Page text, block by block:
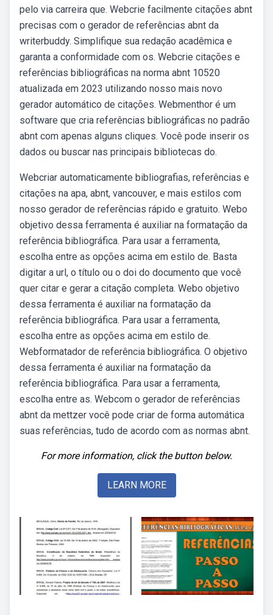
pelo via carreira que. Webcrie facilmente citações abnt
precisas com o gerador de referências abnt da
writerbuddy. Simplifique sua redação acadêmica e
garanta a conformidade com os. Webcrie citações e
referências bibliográficas na norma abnt 10520
atualizada em 2023 utilizando nosso mais novo
gerador automático de citações. Webmenthor é um
software que cria referências bibliográficas no padrão
abnt com apenas alguns cliques. Você pode inserir os
dados ou buscar nas principais bibliotecas do.
Webcriar automaticamente bibliografias, referências e
citações na apa, abnt, vancouver, e mais estilos com
nosso gerador de referências rápido e gratuito. Webo
objetivo dessa ferramenta é auxiliar na formatação da
referência bibliográfica. Para usar a ferramenta,
escolha entre as opções acima em estilo de. Basta
digitar a url, o título ou o doi do documento que você
quer citar e gerar a citação completa. Webo objetivo
dessa ferramenta é auxiliar na formatação da
referência bibliográfica. Para usar a ferramenta,
escolha entre as opções acima em estilo de.
Webformatador de referência bibliográfica. O objetivo
dessa ferramenta é auxiliar na formatação da
referência bibliográfica. Para usar a ferramenta,
escolha entre as. Webcom o gerador de referências
abnt da mettzer você pode criar de forma automática
suas referências, tudo de acordo com as normas abnt.
For more information, click the button below.
LEARN MORE